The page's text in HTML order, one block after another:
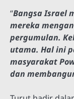
“Bangsa Israel
mereka
pergumulan.
utama. Hal ini
masyarakat
dan